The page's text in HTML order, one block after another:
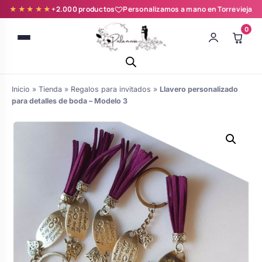
★★★★★+2.000 productos Personalizamos a mano en Torrevieja
0
novia y zapatillas
personalizadas
de boda
Árboles de Huellas para Primera
Comunión
Batas de comunión personalizadas
para niña
Inicio » Tienda » Regalos para invitados » Llavero personalizado
para detalles de boda – Modelo 3